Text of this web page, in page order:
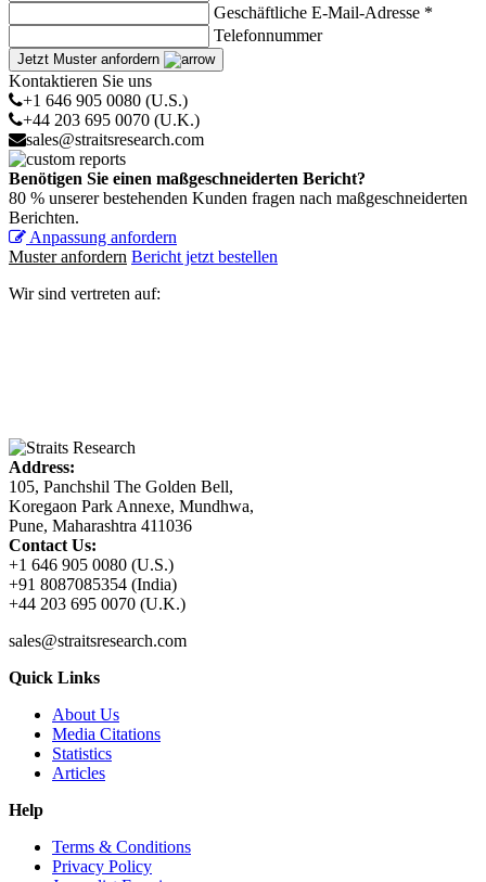
Geschäftliche E-Mail-Adresse *
Telefonnummer
Jetzt Muster anfordern
Kontaktieren Sie uns
+1 646 905 0080 (U.S.)
+44 203 695 0070 (U.K.)
sales@straitsresearch.com
Benötigen Sie einen maßgeschneiderten Bericht?
80 % unserer bestehenden Kunden fragen nach maßgeschneiderten
Berichten.
Anpassung anfordern
Muster anfordern Bericht jetzt bestellen
Wir sind vertreten auf:
Address:
105, Panchshil The Golden Bell,
Koregaon Park Annexe, Mundhwa,
Pune, Maharashtra 411036
Contact Us:
+1 646 905 0080 (U.S.)
+91 8087085354 (India)
+44 203 695 0070 (U.K.)
sales@straitsresearch.com
Quick Links
About Us
Media Citations
Statistics
Articles
Help
Terms & Conditions
Privacy Policy